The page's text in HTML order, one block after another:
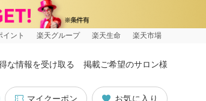
ント 楽天グループ 楽天生命 楽天市場
な情報を受け取る 掲載ご希望のサロン様
お気に入り
マイクーポン